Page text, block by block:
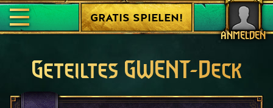
ANMELDEN
GRATIS SPIELEN!
Geteiltes GWENT-Deck